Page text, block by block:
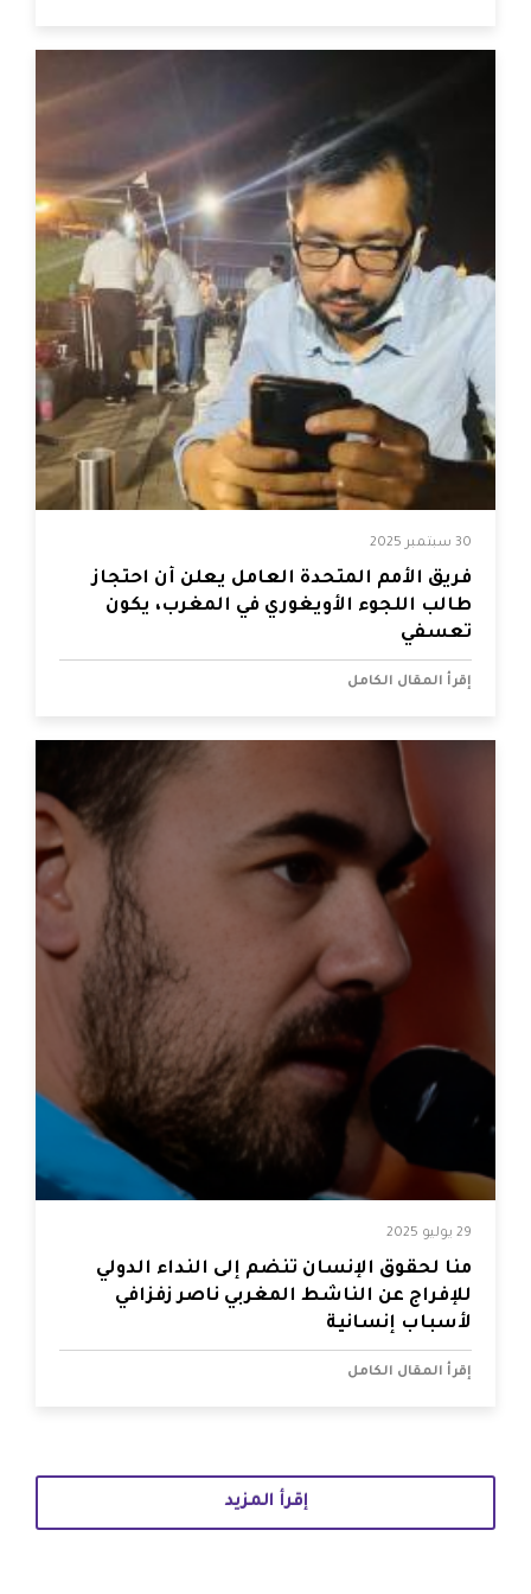
30 سبتمبر 2025
فريق الأمم المتحدة العامل يعلن أن احتجاز
طالب اللجوء الأويغوري في المغرب، يكون
تعسفي
إقرأ المقال الكامل
29 يوليو 2025
منا لحقوق الإنسان تنضم إلى النداء الدولي
للإفراج عن الناشط المغربي ناصر زفزافي
لأسباب إنسانية
إقرأ المقال الكامل
إقرأ المزيد